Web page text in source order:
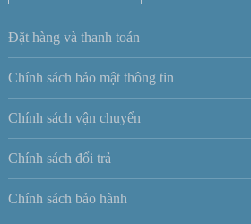
Đặt hàng và thanh toán
Chính sách bảo mật thông tin
Chính sách vận chuyển
Chính sách đổi trả
Chính sách bảo hành